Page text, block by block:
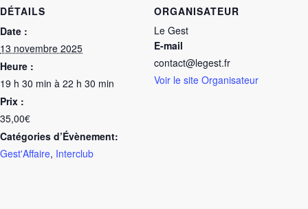
DÉTAILS
Date :
13 novembre 2025
Heure :
19 h 30 min à 22 h 30 min
Prix :
35,00€
Catégories d’Évènement:
Gest'Affaire, Interclub
ORGANISATEUR
Le Gest
E-mail
contact@legest.fr
Voir le site Organisateur